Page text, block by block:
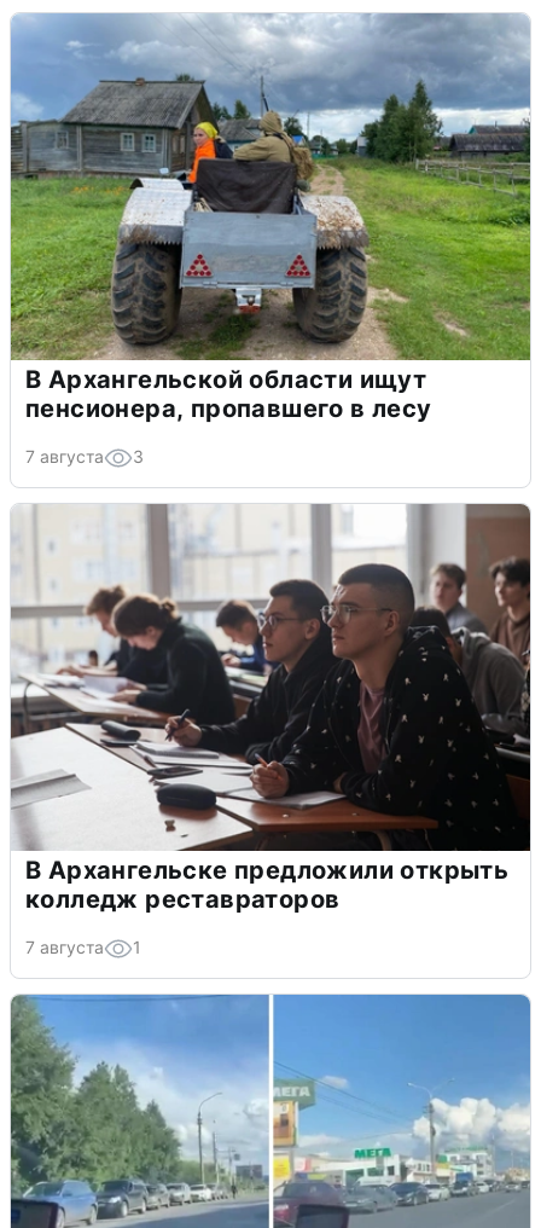
В Архангельской области ищут
пенсионера, пропавшего в лесу
7 августа 3
В Архангельске предложили открыть
колледж реставраторов
7 августа 1